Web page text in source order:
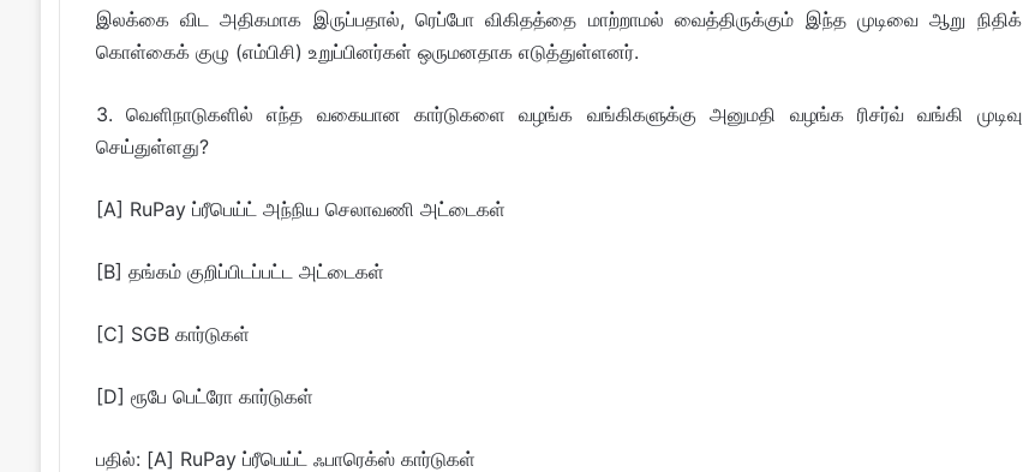
இலக்கை விட அதிகமாக இருப்பதால், ரெப்போ விகிதத்தை மாற்றாமல் வைத்திருக்கும் இந்த முடிவை ஆறு நிதிக்
கொள்கைக் குழு (எம்பிசி) உறுப்பினர்கள் ஒருமனதாக எடுத்துள்ளனர்.
3. வெளிநாடுகளில் எந்த வகையான கார்டுகளை வழங்க வங்கிகளுக்கு அனுமதி வழங்க ரிசர்வ் வங்கி முடிவு
செய்துள்ளது?
[A] RuPay ப்ரீபெய்ட் அந்நிய செலாவணி அட்டைகள்
[B] தங்கம் குறிப்பிடப்பட்ட அட்டைகள்
[C] SGB கார்டுகள்
[D] ரூபே பெட்ரோ கார்டுகள்
பதில்: [A] RuPay ப்ரீபெய்ட் ஃபாரெக்ஸ் கார்டுகள்